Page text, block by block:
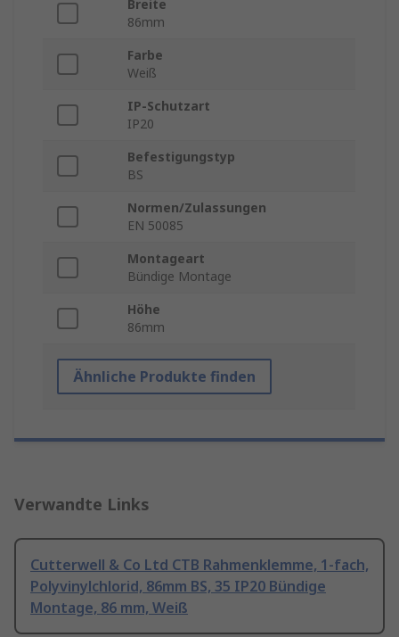
Breite
86mm
Farbe
Weiß
IP-Schutzart
IP20
Befestigungstyp
BS
Normen/Zulassungen
EN 50085
Montageart
Bündige Montage
Höhe
86mm
Ähnliche Produkte finden
Verwandte Links
Cutterwell & Co Ltd CTB Rahmenklemme, 1-fach,
Polyvinylchlorid, 86mm BS, 35 IP20 Bündige
Montage, 86 mm, Weiß